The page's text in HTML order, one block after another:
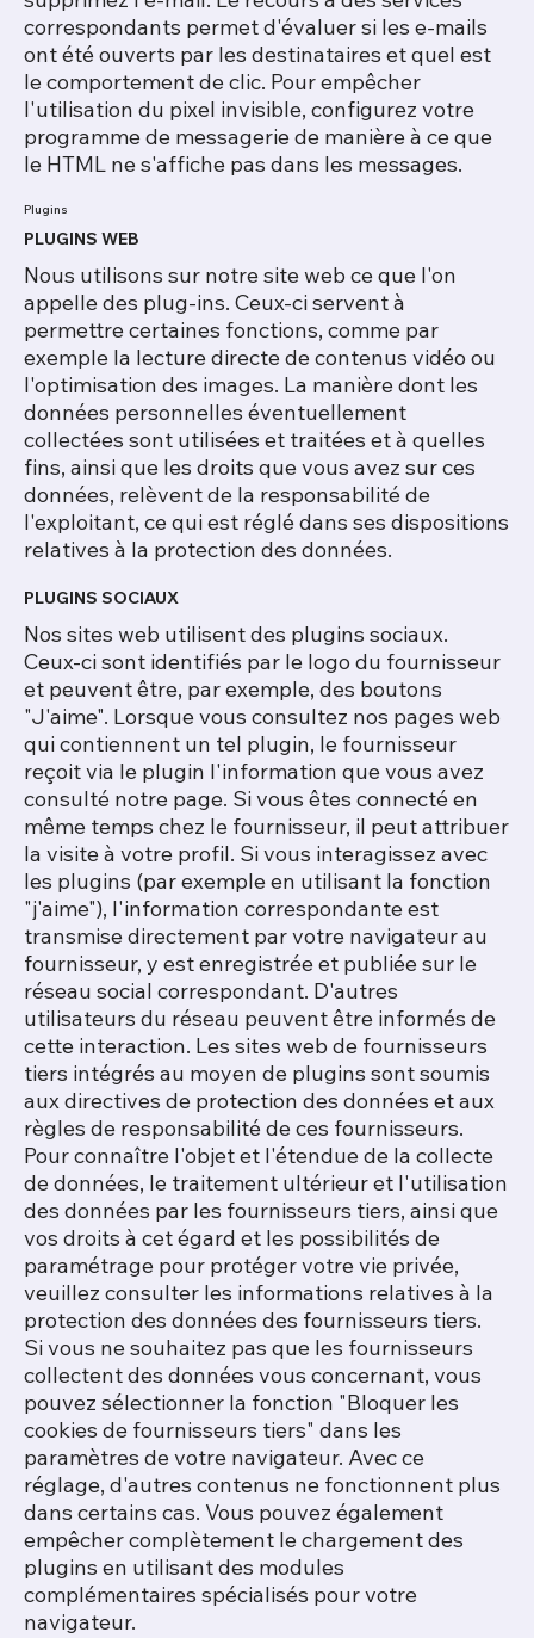
correspondants permet d'évaluer si les e-mails
ont été ouverts par les destinataires et quel est
le comportement de clic. Pour empêcher
l'utilisation du pixel invisible, configurez votre
programme de messagerie de manière à ce que
le HTML ne s'affiche pas dans les messages.
Plugins
PLUGINS WEB
Nous utilisons sur notre site web ce que l'on
appelle des plug-ins. Ceux-ci servent à
permettre certaines fonctions, comme par
exemple la lecture directe de contenus vidéo ou
l'optimisation des images. La manière dont les
données personnelles éventuellement
collectées sont utilisées et traitées et à quelles
fins, ainsi que les droits que vous avez sur ces
données, relèvent de la responsabilité de
l'exploitant, ce qui est réglé dans ses dispositions
relatives à la protection des données.
PLUGINS SOCIAUX
Nos sites web utilisent des plugins sociaux.
Ceux-ci sont identifiés par le logo du fournisseur
et peuvent être, par exemple, des boutons
"J'aime". Lorsque vous consultez nos pages web
qui contiennent un tel plugin, le fournisseur
reçoit via le plugin l'information que vous avez
consulté notre page. Si vous êtes connecté en
même temps chez le fournisseur, il peut attribuer
la visite à votre profil. Si vous interagissez avec
les plugins (par exemple en utilisant la fonction
"j'aime"), l'information correspondante est
transmise directement par votre navigateur au
fournisseur, y est enregistrée et publiée sur le
réseau social correspondant. D'autres
utilisateurs du réseau peuvent être informés de
cette interaction. Les sites web de fournisseurs
tiers intégrés au moyen de plugins sont soumis
aux directives de protection des données et aux
règles de responsabilité de ces fournisseurs.
Pour connaître l'objet et l'étendue de la collecte
de données, le traitement ultérieur et l'utilisation
des données par les fournisseurs tiers, ainsi que
vos droits à cet égard et les possibilités de
paramétrage pour protéger votre vie privée,
veuillez consulter les informations relatives à la
protection des données des fournisseurs tiers.
Si vous ne souhaitez pas que les fournisseurs
collectent des données vous concernant, vous
pouvez sélectionner la fonction "Bloquer les
cookies de fournisseurs tiers" dans les
paramètres de votre navigateur. Avec ce
réglage, d'autres contenus ne fonctionnent plus
dans certains cas. Vous pouvez également
empêcher complètement le chargement des
plugins en utilisant des modules
complémentaires spécialisés pour votre
navigateur.